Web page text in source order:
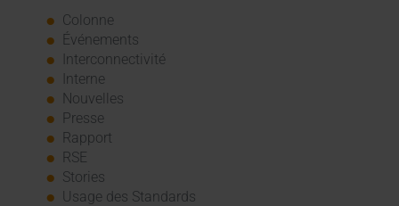
Colonne
Événements
Interconnectivité
Interne
Nouvelles
Presse
Rapport
RSE
Stories
Usage des Standards